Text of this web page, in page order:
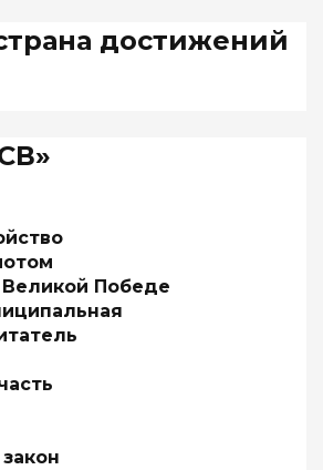
достижений
Победе